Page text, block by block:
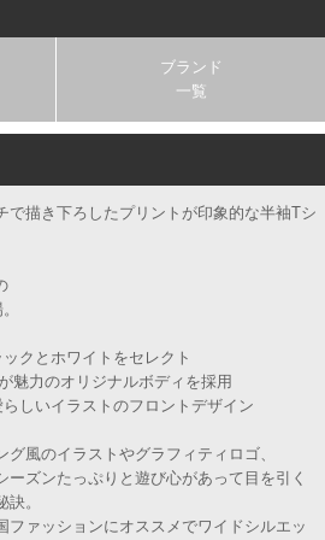
ブランド
一覧
で描き下ろしたプリントが印象的な半袖Tシ
クとホワイトをセレクト
魅力のオリジナルボディを採用
しいイラストのフロントデザイン
風のイラストやグラフィティロゴ、
ズンたっぷりと遊び心があって目を引く
。
ファッションにオススメでワイドシルエッ